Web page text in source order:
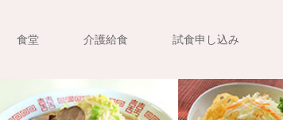
食堂 介護給食 試食申し込み